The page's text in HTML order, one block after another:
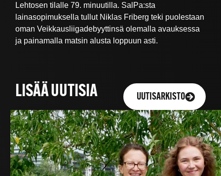
Lehtosen tilalle 79. minuutilla. SalPa:sta
lainasopimuksella tullut Niklas Friberg teki puolestaan
oman Veikkausliigadebyyttinsä olemalla avauksessa
ja painamalla matsin alusta loppuun asti.
LISÄÄ UUTISIA UUTISARKISTO